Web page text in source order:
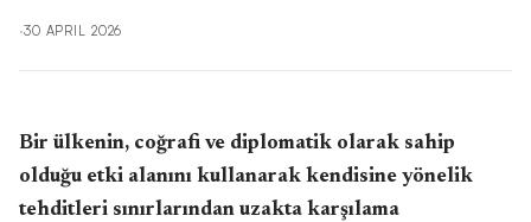
·30 APRIL 2026
Bir ülkenin, coğrafi ve diplomatik olarak sahip
olduğu etki alanını kullanarak kendisine yönelik
tehditleri sınırlarından uzakta karşılama